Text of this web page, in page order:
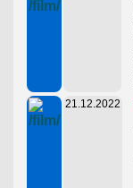
21.12.2022